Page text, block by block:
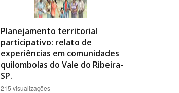
Planejamento territorial
participativo: relato de
experiências em comunidades
quilombolas do Vale do Ribeira-
SP.
215 visualizações